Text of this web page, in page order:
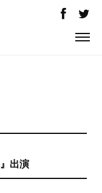
出演